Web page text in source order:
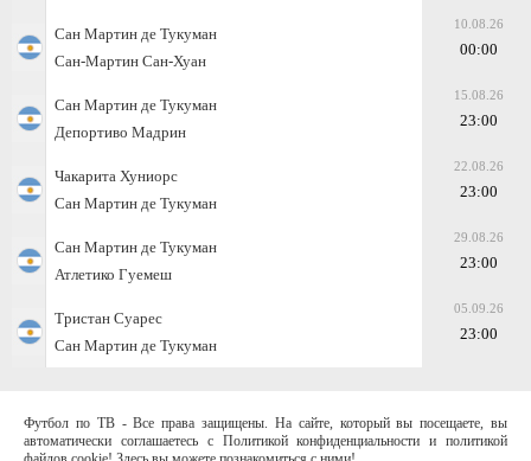
Сан Мартин де Тукуман
Сан-Мартин Сан-Хуан
10.08.26
00:00
Сан Мартин де Тукуман
Депортиво Мадрин
15.08.26
23:00
Чакарита Хуниорс
Сан Мартин де Тукуман
22.08.26
23:00
Сан Мартин де Тукуман
Атлетико Гуемеш
29.08.26
23:00
Тристан Суарес
Сан Мартин де Тукуман
05.09.26
23:00
Футбол по ТВ - Все права защищены. На сайте, который вы посещаете, вы
автоматически соглашаетесь с Политикой конфиденциальности и политикой